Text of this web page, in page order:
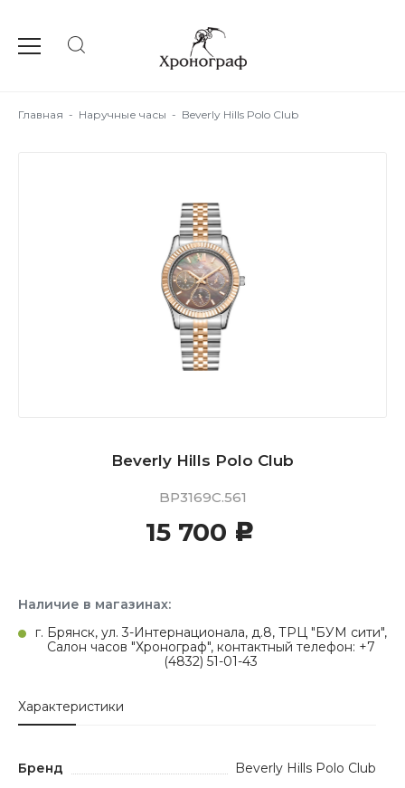
Главная - Наручные часы - Beverly Hills Polo Club
Beverly Hills Polo Club
BP3169C.561
15 700 c
Наличие в магазинах:
г. Брянск, ул. 3-Интернационала, д.8, ТРЦ "БУМ сити",
Салон часов "Хронограф", контактный телефон: +7
(4832) 51-01-43
Характеристики
Бренд
Beverly Hills Polo Club